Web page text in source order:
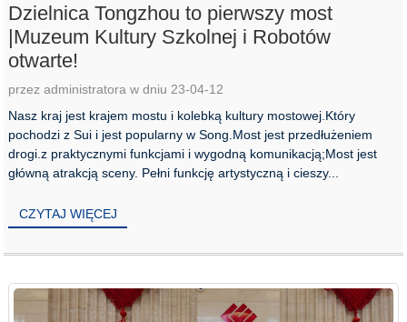
Dzielnica Tongzhou to pierwszy most
|Muzeum Kultury Szkolnej i Robotów
otwarte!
przez administratora w dniu 23-04-12
Nasz kraj jest krajem mostu i kolebką kultury mostowej.Który
pochodzi z Sui i jest popularny w Song.Most jest przedłużeniem
drogi.z praktycznymi funkcjami i wygodną komunikacją;Most jest
główną atrakcją sceny. Pełni funkcję artystyczną i cieszy...
CZYTAJ WIĘCEJ